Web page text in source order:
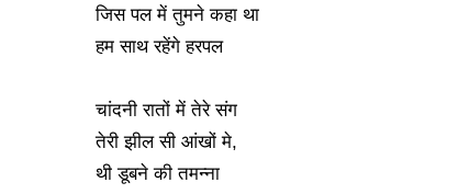
जिस पल में तुमने कहा था
हम साथ रहेंगे हरपल
चांदनी रातों में तेरे संग
तेरी झील सी आंखों मे,
थी डूबने की तमन्ना